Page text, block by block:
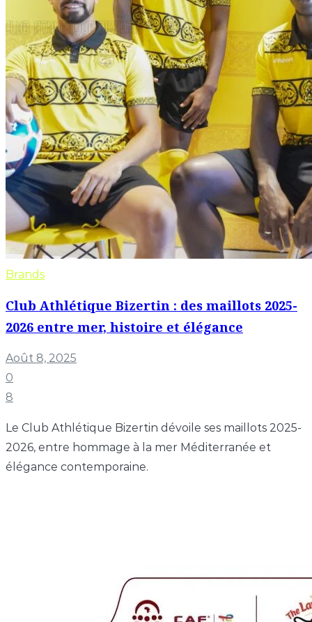
Brands
Club Athlétique Bizertin : des maillots 2025-
2026 entre mer, histoire et élégance
Août 8, 2025
0
8
Le Club Athlétique Bizertin dévoile ses maillots 2025-
2026, entre hommage à la mer Méditerranée et
élégance contemporaine.